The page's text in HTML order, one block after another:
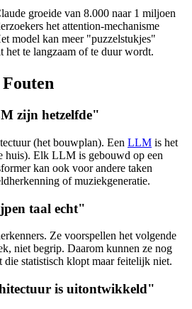
groeide van 8.000 naar 1 miljoen
het attention-mechanisme
model kan meer "puzzelstukjes"
het te langzaam of te duur wordt.
zijn hetzelfde"
(het bouwplan). Een LLM is het
huis). Elk LLM is gebouwd op een
kan ook voor andere taken
of muziekgeneratie.
taal echt"
Ze voorspellen het volgende
niet begrip. Daarom kunnen ze nog
statistisch klopt maar feitelijk niet.
is uitontwikkeld"